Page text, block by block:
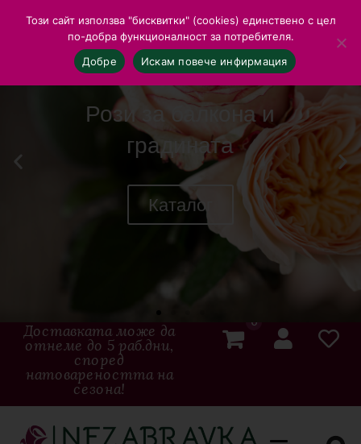
Рози за балкона и
градината
Каталог
Доставката може да
отнеме до 5 раб.дни,
според
натовареността на
сезона!
0
Този сайт използва "бисквитки" (cookies) единствено с цел
по-добра функционалност за потребителя.
Добре
Искам повече инфирмация